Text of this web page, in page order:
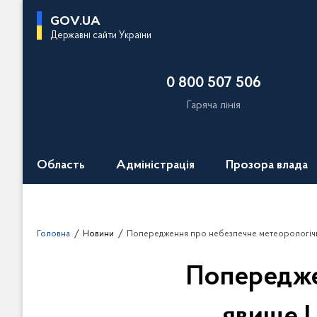
GOV.UA
Державні сайти України
0 800 507 506
Гаряча лінія
Область Адміністрація Прозора влада
Головна Новини Попередження про небезпечне метеорологічне явище I рівня